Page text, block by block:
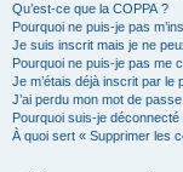
Qu’est-ce que la COPPA ?
Pourquoi ne puis-je pas
Je suis inscrit mais je ne
Pourquoi ne puis-je pas me
Je m’étais déjà inscrit par
J’ai perdu mon mot de passe
Pourquoi suis-je
À quoi sert « Supprimer les